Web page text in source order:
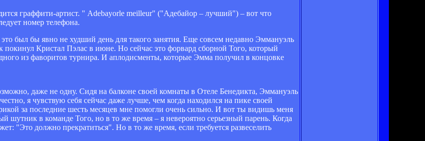
граффити-артист. " Adebayorle meilleur" ("Адебайор – лучший") – вот что
номер телефона.
был бы явно не худший день для такого занятия. Еще совсем недавно Эммануэль
покинул Кристал Пэлас в июне. Но сейчас это форвард сборной Того, который
из фаворитов турнира. И аплодисменты, которые Эмма получил в концовке
даже не одну. Сидя на балконе своей комнаты в Отеле Бенедикта, Эммануэль
я чувствую себя сейчас даже лучше, чем когда находился на пике своей
за последние шесть месяцев мне помогли очень сильно. И вот ты видишь меня
в команде Того, но в то же время – я невероятно серьезный парень. Когда
"Это должно прекратиться". Но в то же время, если требуется развеселить